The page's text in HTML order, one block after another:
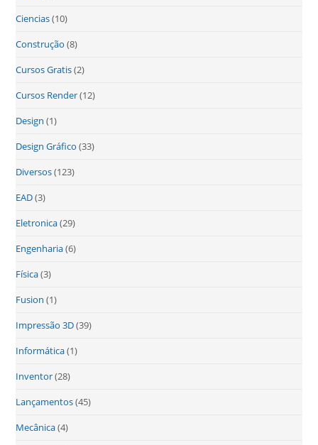
Ciencias(10)
Construção (8)
Cursos Gratis(2)
Cursos Render(12)
Design (1)
Design Gráfico (33)
Diversos(123)
EAD(3)
Eletronica(29)
Engenharia(6)
Física(3)
Fusion (1)
Impressão 3D(39)
Informática(1)
Inventor(28)
Lançamentos(45)
Mecânica(4)